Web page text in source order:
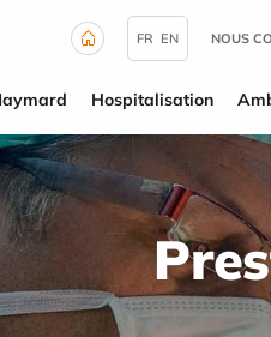
FR EN NOUS
Hospitalisation